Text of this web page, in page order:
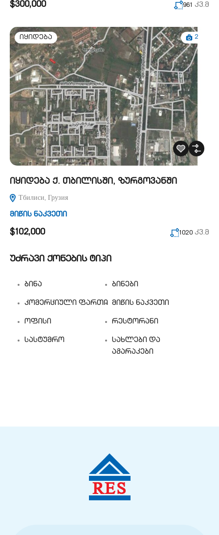
$300,000 961 კვ.მ
იყიდება 2
იყიდება ქ. თბილისში, ზურგოვანში
Тбилиси, Грузия
მიწის ნაკვეთი
$102,000 1020 კვ.მ
უძრავი ქონების ტიპი
ბინა ბინები
კომერციული ფართი მიწის ნაკვეთი
ოფისი რესტორანი
სასტუმრო
სახლები და
აგარაკები